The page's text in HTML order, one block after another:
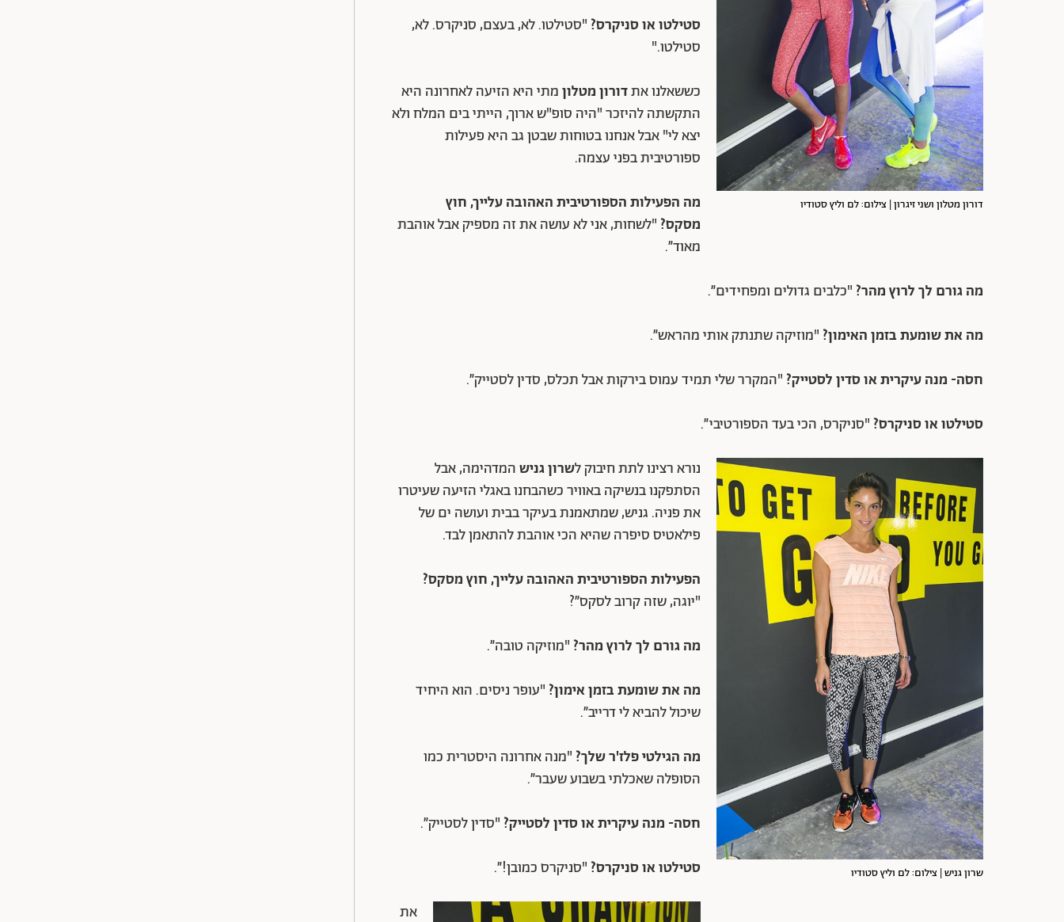
דורון מטלון ושני זיגרון | צילום: לם וליץ סטודיו
סטילטו או סניקרס? "סטילטו. לא, בעצם, סניקרס. לא,
סטילטו."
כששאלנו אתדורון מטלוןמתי היא הזיעה לאחרונה היא
התקשתה להיזכר "היה סופ"ש ארוך, הייתי בים המלח ולא
יצא לי" אבל אנחנו בטוחות שבטן גב היא פעילות
ספורטיבית בפני עצמה.
מה הפעילות הספורטיבית האהובה עלייך, חוץ
מסקס? "לשחות, אני לא עושה את זה מספיק אבל אוהבת
מאוד״.
מה גורם לך לרוץ מהר? "כלבים גדולים ומפחידים״.
מה את שומעת בזמן האימון? "מוזיקה שתנתק אותי מהראש״.
חסה- מנה עיקרית או סדין לסטייק? "המקרר שלי תמיד עמוס בירקות אבל תכלס, סדין לסטייק״.
סטילטו או סניקרס? "סניקרס, הכי בעד הספורטיבי״.
שרון גניש | צילום: לם וליץ סטודיו
נורא רצינו לתת חיבוק לשרון גנישהמדהימה, אבל
הסתפקנו בנשיקה באוויר כשהבחנו באגלי הזיעה שעיטרו
את פניה. גניש, שמתאמנת בעיקר בבית ועושה ים של
פילאטיס סיפרה שהיא הכי אוהבת להתאמן לבד.
הפעילות הספורטיבית האהובה עלייך, חוץ מסקס?
"יוגה, שזה קרוב לסקס״?
מה גורם לך לרוץ מהר? "מוזיקה טובה״.
מה את שומעת בזמן אימון? "עופר ניסים. הוא היחיד
שיכול להביא לי דרייב״.
מה הגילטי פלז'ר שלך? "מנה אחרונה היסטרית כמו
הסופלה שאכלתי בשבוע שעבר״.
חסה- מנה עיקרית או סדין לסטייק? "סדין לסטייק״.
סטילטו או סניקרס? "סניקרס כמובן!״.
את